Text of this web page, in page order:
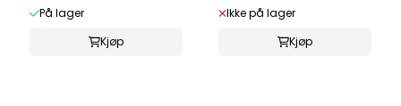
På lager
Kjøp
Ikke på lager
Kjøp